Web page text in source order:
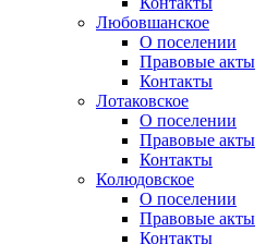
Любовшанское
О поселении
Правовые акты
Контакты
Лотаковское
О поселении
Правовые акты
Контакты
Колюдовское
О поселении
Правовые акты
Контакты